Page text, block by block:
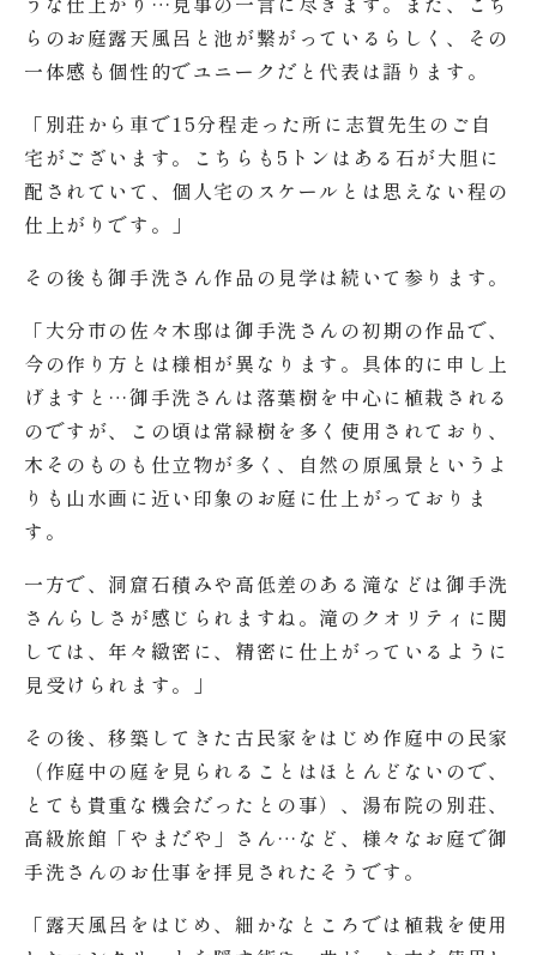
らのお庭露天風呂と池が繋がっているらしく、その
一体感も個性的でユニークだと代表は語ります。
「別荘から車で15分程走った所に志賀先生のご自
宅がございます。こちらも5トンはある石が大胆に
配されていて、個人宅のスケールとは思えない程の
仕上がりです。」
その後も御手洗さん作品の見学は続いて参ります。
「大分市の佐々木邸は御手洗さんの初期の作品で、
今の作り方とは様相が異なります。具体的に申し上
げますと…御手洗さんは落葉樹を中心に植栽される
のですが、この頃は常緑樹を多く使用されており、
木そのものも仕立物が多く、自然の原風景というよ
りも山水画に近い印象のお庭に仕上がっておりま
す。
一方で、洞窟石積みや高低差のある滝などは御手洗
さんらしさが感じられますね。滝のクオリティに関
しては、年々緻密に、精密に仕上がっているように
見受けられます。」
その後、移築してきた古民家をはじめ作庭中の民家
（作庭中の庭を見られることはほとんどないので、
とても貴重な機会だったとの事）、湯布院の別荘、
高級旅館「やまだや」さん…など、様々なお庭で御
手洗さんのお仕事を拝見されたそうです。
「露天風呂をはじめ、細かなところでは植栽を使用